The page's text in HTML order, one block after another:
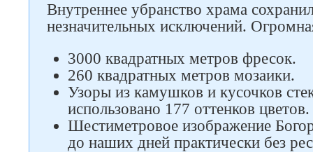
Внутреннее убранство храма
незначительных исключений.
3000 квадратных метров фресок.
260 квадратных метров мозаики.
Узоры из камушков и кусочков
использовано 177 оттенков цветов.
Шестиметровое изображение
до наших дней практически без